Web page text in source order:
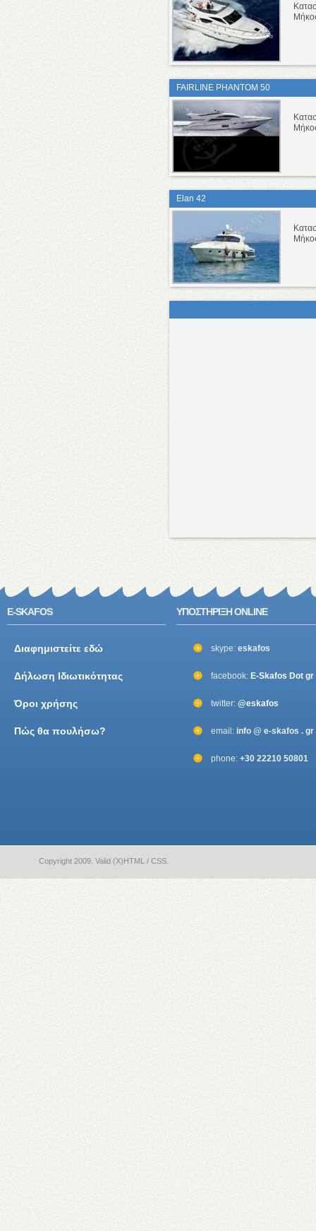
FAIRLINE PHANTOM 50
Elan 42
E-SKAFOS
Διαφημιστείτε εδώ
Δήλωση Ιδιωτικότητας
Όροι χρήσης
Πώς θα πουλήσω?
ΥΠΟΣΤΗΡΙΞΗ ONLINE
skype: eskafos
facebook: E-Skafos Dot gr
twitter: @eskafos
email: info @ e-skafos . gr
phone: +30 22210 50801
Copyright 2009. Valid (X)HTML / CSS.